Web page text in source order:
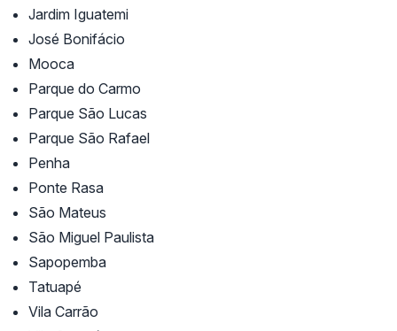
Jardim Iguatemi
José Bonifácio
Mooca
Parque do Carmo
Parque São Lucas
Parque São Rafael
Penha
Ponte Rasa
São Mateus
São Miguel Paulista
Sapopemba
Tatuapé
Vila Carrão